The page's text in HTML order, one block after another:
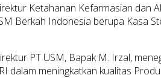
Ketahanan Kefarmasian dan
Berkah Indonesia berupa Kasa
PT USM, Bapak M. Irzal,
dalam meningkatkan kualitas